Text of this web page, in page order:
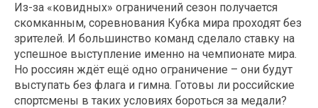
Из-за «ковидных» ограничений сезон получается
скомканным, соревнования Кубка мира проходят без
зрителей. И большинство команд сделало ставку на
успешное выступление именно на чемпионате мира.
Но россиян ждёт ещё одно ограничение – они будут
выступать без флага и гимна. Готовы ли российские
спортсмены в таких условиях бороться за медали?